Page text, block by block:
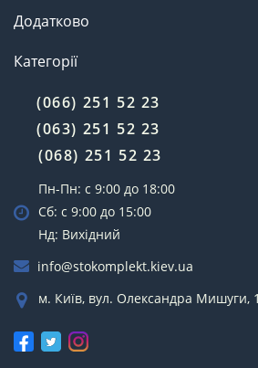
Додатково
Категорії
(066) 251 52 23
(063) 251 52 23
(068) 251 52 23
Пн-Пн: с 9:00 до 18:00
Сб: с 9:00 до 15:00
Нд: Вихідний
info@stokomplekt.kiev.ua
м. Київ, вул. Олександра Мишуги,